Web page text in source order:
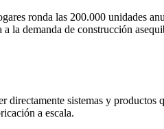
ronda las 200.000 unidades
la demanda de construcción
sistemas y productos
a escala.